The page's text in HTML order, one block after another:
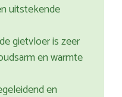
uitstekende
gietvloer is zeer
en warmte
en